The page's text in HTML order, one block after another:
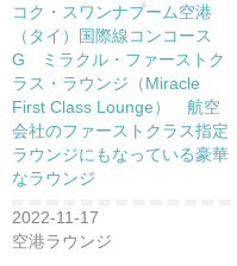
コク・スワンナプーム空港
（タイ）国際線コンコース
G ミラクル・ファーストク
ラス・ラウンジ（Miracle
First Class Lounge） 航空
会社のファーストクラス指定
ラウンジにもなっている豪華
なラウンジ
2022-11-17
空港ラウンジ